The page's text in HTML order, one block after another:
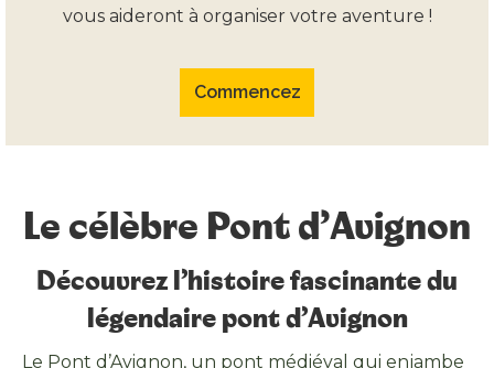
vous aideront à organiser votre aventure !
Commencez
Le célèbre Pont d’Avignon
Découvrez l’histoire fascinante du
légendaire pont d’Avignon
Le Pont d’Avignon, un pont médiéval qui enjambe